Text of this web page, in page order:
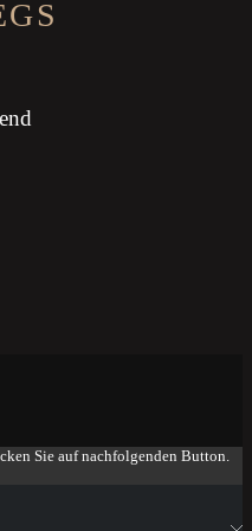
Sie auf nachfolgenden Button.